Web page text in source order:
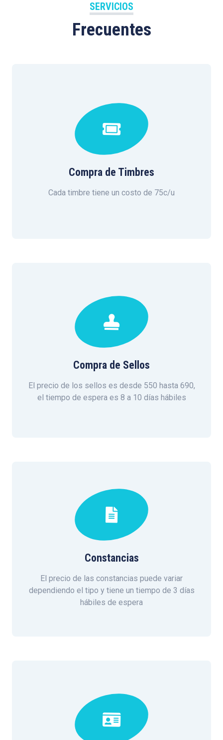
SERVICIOS
Frecuentes
Compra de Timbres
Cada timbre tiene un costo de 75c/u
Compra de Sellos
El precio de los sellos es desde 550 hasta 690,
el tiempo de espera es 8 a 10 días hábiles
Constancias
El precio de las constancias puede variar
dependiendo el tipo y tiene un tiempo de 3 días
hábiles de espera